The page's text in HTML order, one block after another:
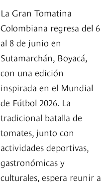
La Gran Tomatina
Colombiana regresa del 6
al 8 de junio en
Sutamarchán, Boyacá,
con una edición
inspirada en el Mundial
de Fútbol 2026. La
tradicional batalla de
tomates, junto con
actividades deportivas,
gastronómicas y
culturales, espera reunir a